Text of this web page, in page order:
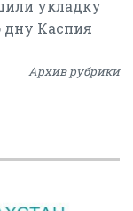
укладку
дну Каспия
Архив рубрики